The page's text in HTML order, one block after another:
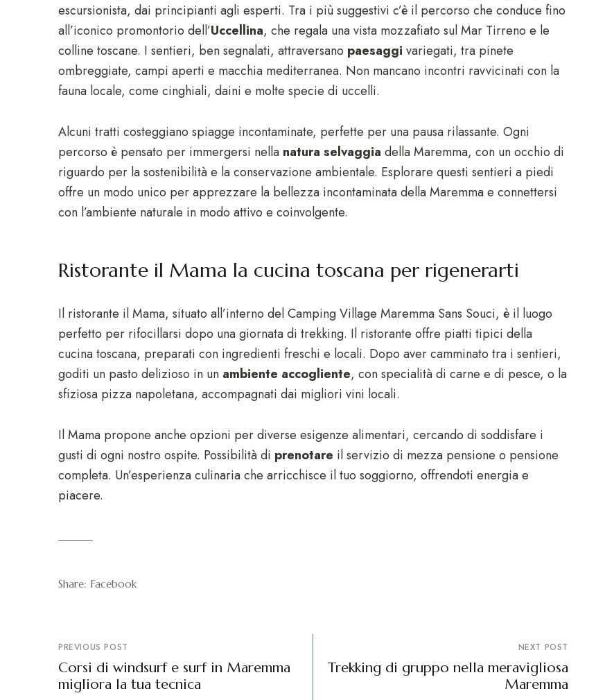
escursionista, dai principianti agli esperti. Tra i più suggestivi c’è il percorso che conduce fino
all’iconico promontorio dell’Uccellina, che regala una vista mozzafiato sul Mar Tirreno e le
colline toscane. I sentieri, ben segnalati, attraversano paesaggi variegati, tra pinete
ombreggiate, campi aperti e macchia mediterranea. Non mancano incontri ravvicinati con la
fauna locale, come cinghiali, daini e molte specie di uccelli.
Alcuni tratti costeggiano spiagge incontaminate, perfette per una pausa rilassante. Ogni
percorso è pensato per immergersi nella natura selvaggia della Maremma, con un occhio di
riguardo per la sostenibilità e la conservazione ambientale. Esplorare questi sentieri a piedi
offre un modo unico per apprezzare la bellezza incontaminata della Maremma e connettersi
con l’ambiente naturale in modo attivo e coinvolgente.
Ristorante il Mama la cucina toscana per rigenerarti
Il ristorante il Mama, situato all’interno del Camping Village Maremma Sans Souci, è il luogo
perfetto per rifocillarsi dopo una giornata di trekking. Il ristorante offre piatti tipici della
cucina toscana, preparati con ingredienti freschi e locali. Dopo aver camminato tra i sentieri,
goditi un pasto delizioso in un ambiente accogliente, con specialità di carne e di pesce, o la
sfiziosa pizza napoletana, accompagnati dai migliori vini locali.
Il Mama propone anche opzioni per diverse esigenze alimentari, cercando di soddisfare i
gusti di ogni nostro ospite. Possibilità di prenotare il servizio di mezza pensione o pensione
completa. Un’esperienza culinaria che arricchisce il tuo soggiorno, offrendoti energia e
piacere.
Share: Facebook
PREVIOUS POST
Corsi di windsurf e surf in Maremma
migliora la tua tecnica
NEXT POST
Trekking di gruppo nella meravigliosa
Maremma